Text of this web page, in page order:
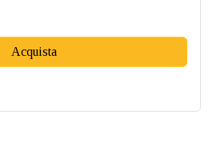
Acquista